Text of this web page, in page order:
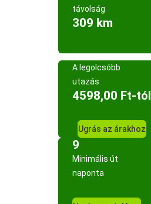
távolság
309 km
A legolcsóbb
utazás
4598,00 Ft-tól
Ugrás az árakhoz
9
Minimális út
naponta